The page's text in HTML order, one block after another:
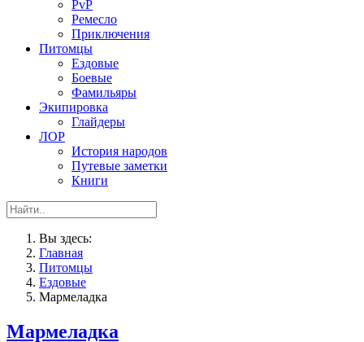
PvP
Ремесло
Приключения
Питомцы
Ездовые
Боевые
Фамильяры
Экипировка
Глайдеры
ЛОР
История народов
Путевые заметки
Книги
Вы здесь:
Главная
Питомцы
Ездовые
Мармеладка
Мармеладка